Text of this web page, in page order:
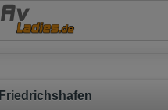
Av
Friedrichshafen